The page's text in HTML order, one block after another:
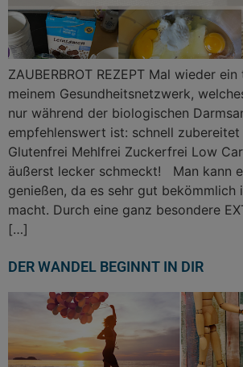
ZAUBERBROT REZEPT Mal wieder
meinem Gesundheitsnetzwerk,
nur während der biologischen
empfehlenswert ist: schnell zubereitet
Glutenfrei Mehlfrei Zuckerfrei Low
äußerst lecker schmeckt! Man kann
genießen, da es sehr gut bekömmlich
macht. Durch eine ganz besondere
[…]
DER WANDEL BEGINNT IN DIR